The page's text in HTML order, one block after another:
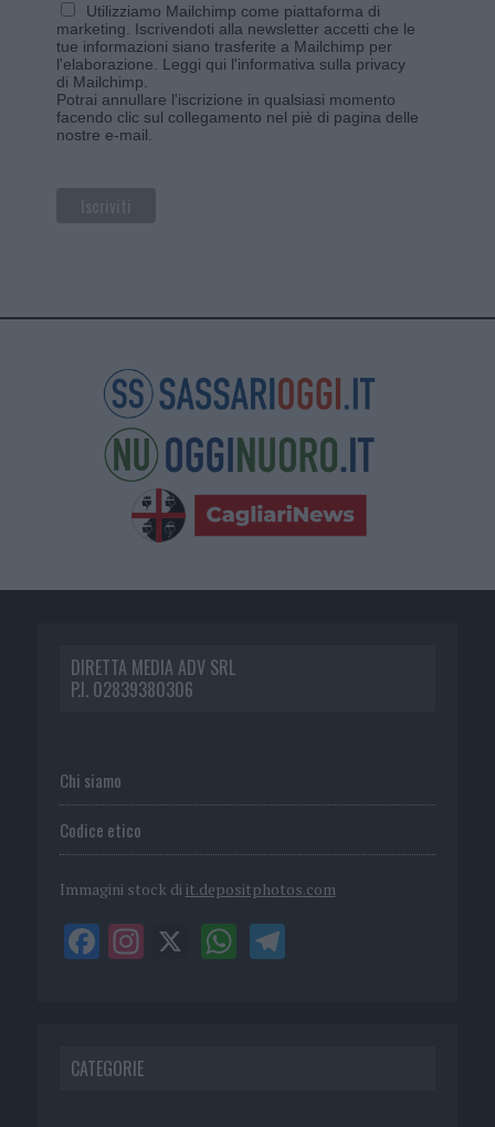
Utilizziamo Mailchimp come piattaforma di
marketing. Iscrivendoti alla newsletter accetti che le
tue informazioni siano trasferite a Mailchimp per
l'elaborazione. Leggi qui l'informativa sulla privacy
di Mailchimp
Potrai annullare l'iscrizione in qualsiasi momento
facendo clic sul collegamento nel piè di pagina delle
nostre e-mail.
DIRETTA MEDIA ADV SRL
P.I. 02839380306
Chi siamo
Codice etico
Immagini stock di it.depositphotos.com
CATEGORIE